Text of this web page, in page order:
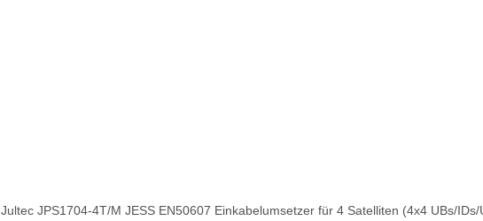
Jultec JPS1704-4T/M JESS EN50607 Einkabelumsetzer für 4 Satelliten (4x4 UBs/